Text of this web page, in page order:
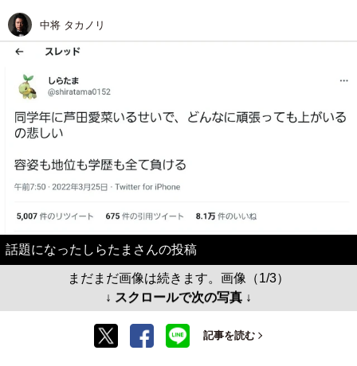
中将 タカノリ
話題になったしらたまさんの投稿
まだまだ画像は続きます。画像（1/3）
↓ スクロールで次の写真 ↓
記事を読む